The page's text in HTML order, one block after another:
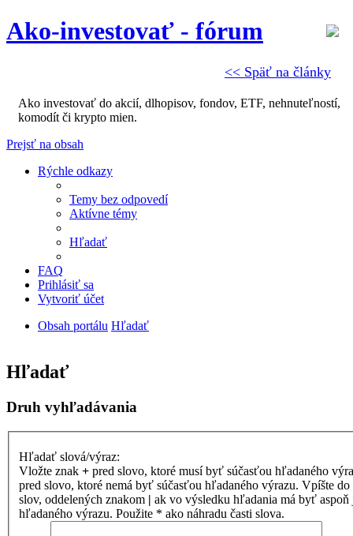
<< Späť na články
Ako-investovať - fórum
Ako investovať do akcií, dlhopisov, fondov, ETF, nehnuteľností,
komodít či krypto mien.
Prejsť na obsah
Rýchle odkazy
Temy bez odpovedí
Aktívne témy
Hľadať
FAQ
Prihlásiť sa
Vytvoriť účet
Obsah portálu Hľadať
Hľadať
Druh vyhľadávania
Hľadať slová/výraz:
Vložte znak + pred slovo, ktoré musí byť súčasťou hľadaného
pred slovo, ktoré nemá byť súčasťou hľadaného výrazu. Vpíšte
slov, oddelených znakom | ak vo výsledku hľadania má byť aspoň
hľadaného výrazu. Použite * ako náhradu časti slova.